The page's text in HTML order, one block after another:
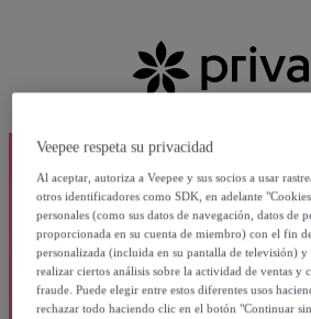
Veepee respeta su privacidad
Al aceptar, autoriza a Veepee y sus socios a usar
otros identificadores como SDK, en adelante
personales (como sus datos de navegación, datos de
proporcionada en su cuenta de miembro) con el fin
personalizada (incluida en su pantalla de televisión)
realizar ciertos análisis sobre la actividad de ventas y
fraude. Puede elegir entre estos diferentes usos
rechazar todo haciendo clic en el botón "Continuar